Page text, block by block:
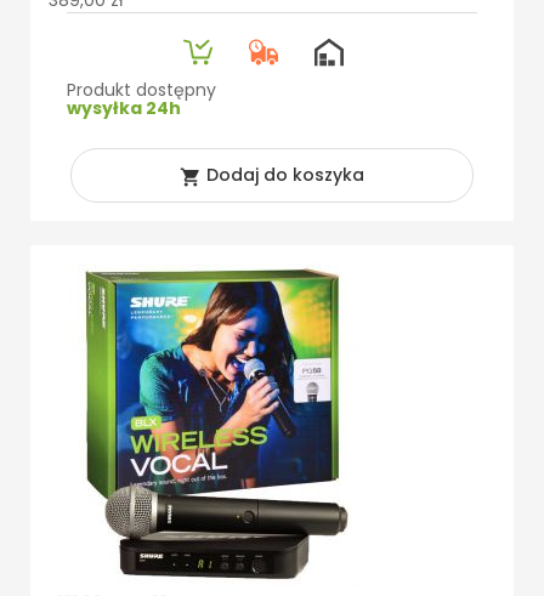
Produkt dostępny
wysyłka 24h
 Dodaj do koszyka